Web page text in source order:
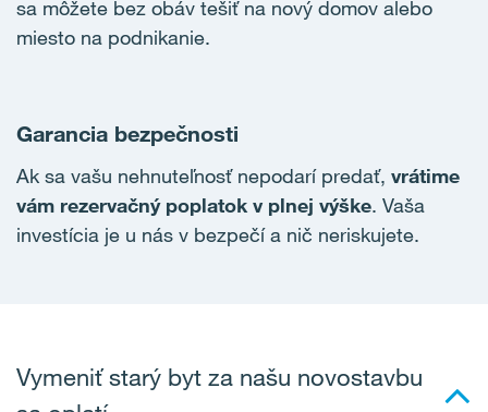
sa môžete bez obáv tešiť na nový domov alebo
miesto na podnikanie.
Garancia bezpečnosti
Ak sa vašu nehnuteľnosť nepodarí predať, vrátime
vám rezervačný poplatok v plnej výške. Vaša
investícia je u nás v bezpečí a nič neriskujete.
Vymeniť starý byt za našu novostavbu